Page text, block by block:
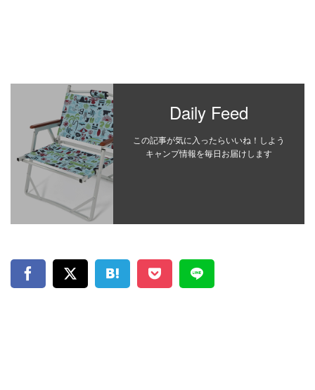
Daily Feed
この記事が気に入ったらいいね！しよう
キャンプ情報を毎日お届けします